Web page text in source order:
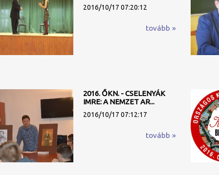
2016/10/17 07:20:12
tovább »
2016. ŐKN. - CSELENYÁK
IMRE: A NEMZET AR...
2016/10/17 07:12:17
tovább »